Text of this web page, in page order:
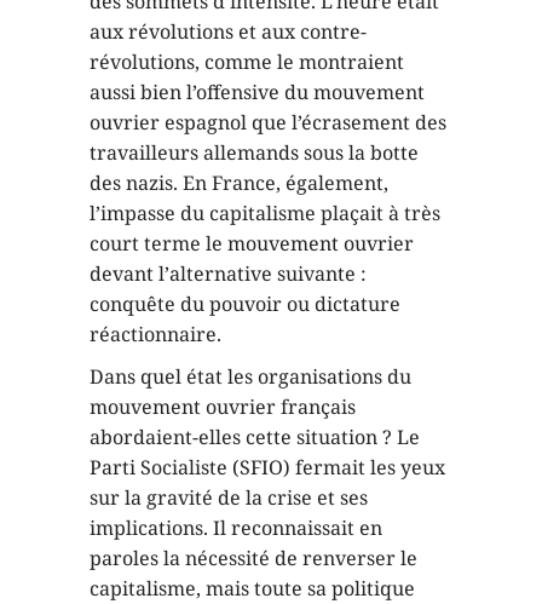
aux révolutions et aux contre-
révolutions, comme le montraient
aussi bien l’offensive du mouvement
ouvrier espagnol que l’écrasement des
travailleurs allemands sous la botte
des nazis. En France, également,
l’impasse du capitalisme plaçait à très
court terme le mouvement ouvrier
devant l’alternative suivante :
conquête du pouvoir ou dictature
réactionnaire.
Dans quel état les organisations du
mouvement ouvrier français
abordaient-elles cette situation ? Le
Parti Socialiste (SFIO) fermait les yeux
sur la gravité de la crise et ses
implications. Il reconnaissait en
paroles la nécessité de renverser le
capitalisme, mais toute sa politique